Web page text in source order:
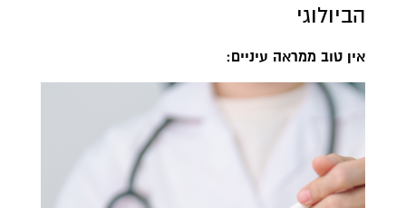
הביולוגי
אין טוב ממראה עיניים: